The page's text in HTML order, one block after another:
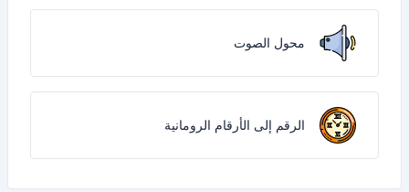
محول الصوت
الرقم إلى الأرقام الرومانية